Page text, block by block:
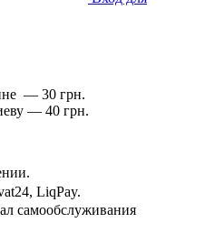
— 30 грн.
— 40 грн.
LiqPay.
самообслуживания